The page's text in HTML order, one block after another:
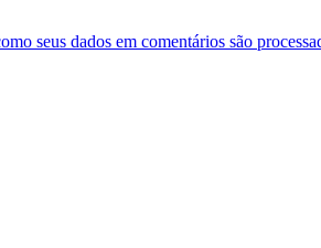
seus dados em comentários são